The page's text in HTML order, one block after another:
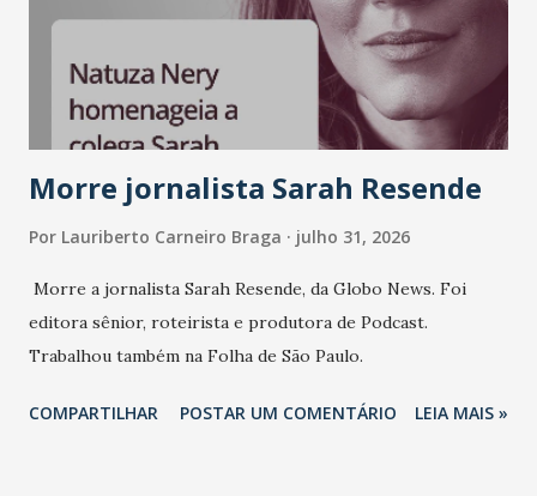
Morre jornalista Sarah Resende
Por Lauriberto Carneiro Braga julho 31, 2026
Morre a jornalista Sarah Resende, da Globo News. Foi
editora sênior, roteirista e produtora de Podcast.
Trabalhou também na Folha de São Paulo.
COMPARTILHAR POSTAR UM COMENTÁRIO LEIA MAIS »